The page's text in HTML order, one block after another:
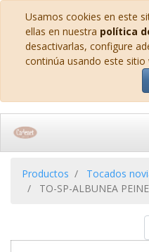
Usamos cookies en este
ellas en nuestra política
desactivarlas, configure
continúa usando este
Productos
Tocados
TO-SP-ALBUNEA